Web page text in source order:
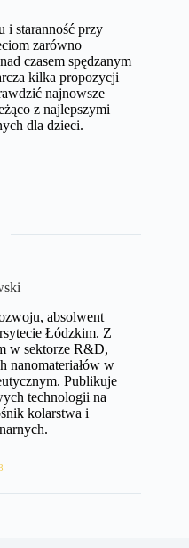
i staranność przy
zarówno
czasem spędzanym
kilka propozycji
najnowsze
z najlepszymi
dla dzieci.
absolwent
Łódzkim. Z
w sektorze R&D,
nanomateriałów w
Publikuje
technologii na
kolarstwa i